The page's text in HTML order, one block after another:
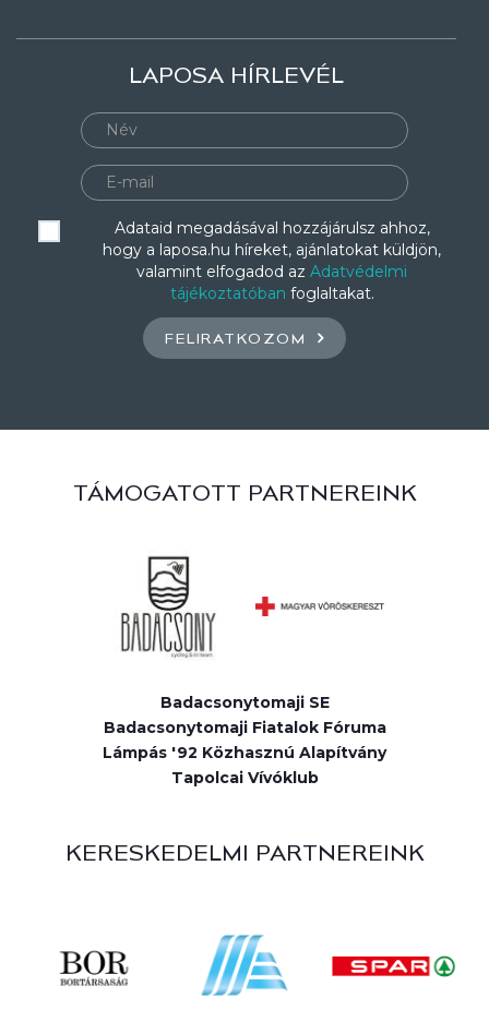
LAPOSA HÍRLEVÉL
Adataid megadásával hozzájárulsz ahhoz,
hogy a laposa.hu híreket, ajánlatokat küldjön,
valamint elfogadod az Adatvédelmi
tájékoztatóban foglaltakat.
FELIRATKOZOM
TÁMOGATOTT PARTNEREINK
Badacsonytomaji SE
Badacsonytomaji Fiatalok Fóruma
Lámpás '92 Közhasznú Alapítvány
Tapolcai Vívóklub
KERESKEDELMI PARTNEREINK